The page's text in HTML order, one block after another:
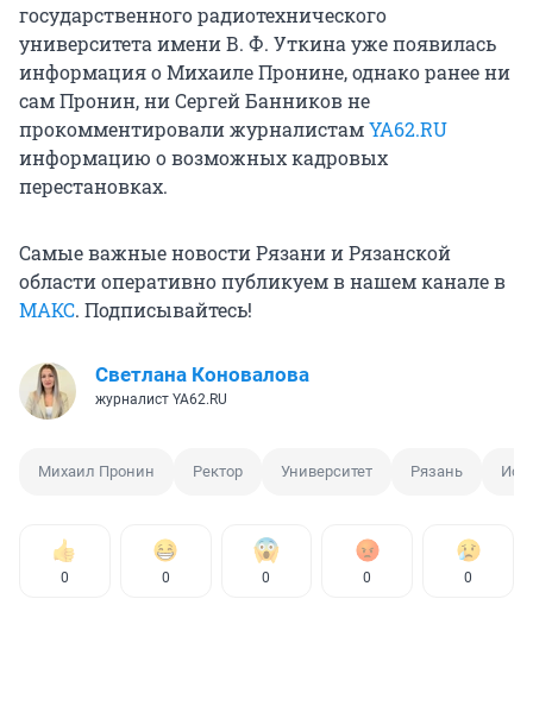
государственного радиотехнического
университета имени В. Ф. Уткина уже появилась
информация о Михаиле Пронине, однако ранее ни
сам Пронин, ни Сергей Банников не
прокомментировали журналистамYA62.RU
информацию о возможных кадровых
перестановках.
Самые важные новости Рязани и Рязанской
области оперативно публикуем в нашем канале в
МАКС. Подписывайтесь!
Светлана Коновалова
журналист YA62.RU
Михаил Пронин Ректор Университет Рязань
0 0 0 0 0